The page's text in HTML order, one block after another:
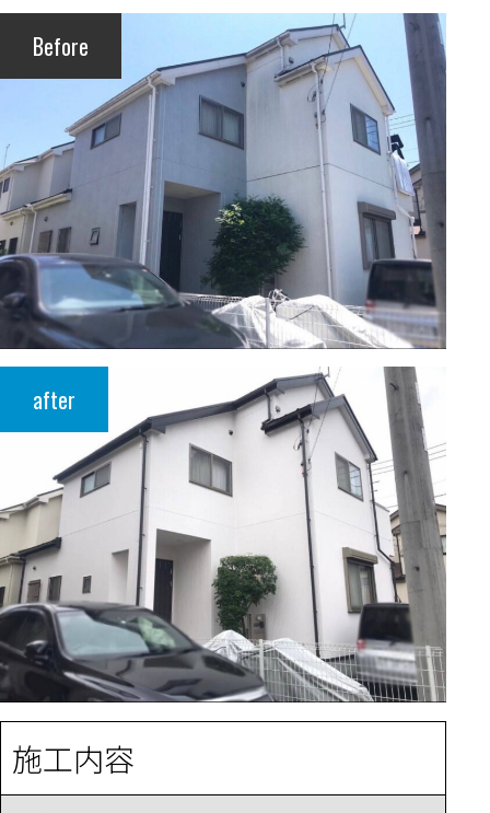
Before
after
施工内容